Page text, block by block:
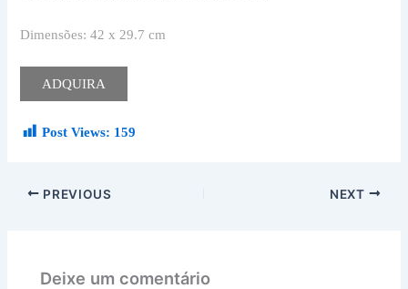
Dimensões: 42 x 29.7 cm
ADQUIRA
Post Views: 159
PREVIOUS NEXT
Deixe um comentário